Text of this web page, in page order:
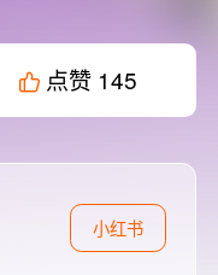
点赞 145
小红书